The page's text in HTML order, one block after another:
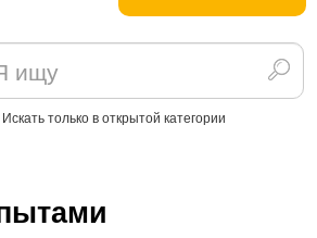
Искать только в открытой категории